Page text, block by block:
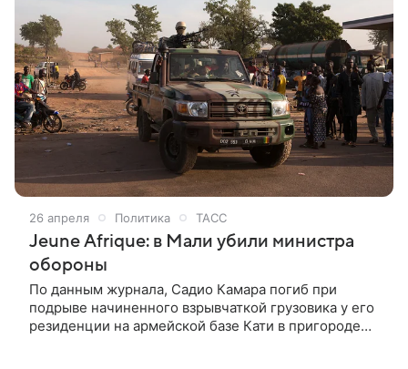
26 апреля Политика ТАСС
Jeune Afrique: в Мали убили министра
обороны
По данным журнала, Садио Камара погиб при
подрыве начиненного взрывчаткой грузовика у его
резиденции на армейской базе Кати в пригороде